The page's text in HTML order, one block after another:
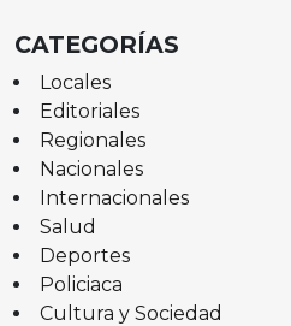
CATEGORÍAS
Locales
Editoriales
Regionales
Nacionales
Internacionales
Salud
Deportes
Policiaca
Cultura y Sociedad